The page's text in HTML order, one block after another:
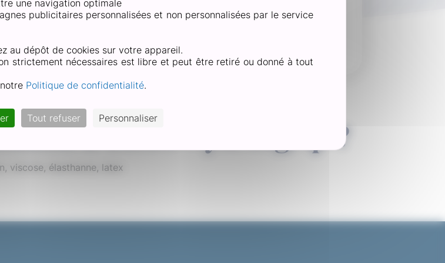
de remodelage s’opère. Bien que guérie, la zone concernée
maintien pendant la reprise d’activité pour favoriser une bonne
récupération.
d’URGO Nylexogrip ?
viscose, élasthanne, latex
une navigation optimale
publicitaires personnalisées et non personnalisées par le service
au dépôt de cookies sur votre appareil.
strictement nécessaires est libre et peut être retiré ou donné à tout
Politique de confidentialité.
Tout refuser Personnaliser